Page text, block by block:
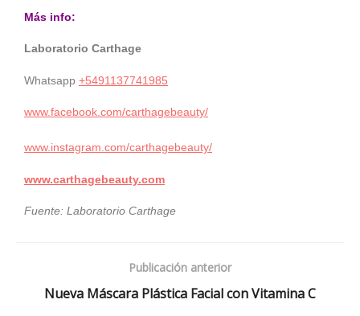
Más info:
Laboratorio Carthage
Whatsapp +5491137741985
www.facebook.com/carthagebeauty/
www.instagram.com/carthagebeauty/
www.carthagebeauty.com
Fuente: Laboratorio Carthage
Publicación anterior
Nueva Máscara Plástica Facial con Vitamina C